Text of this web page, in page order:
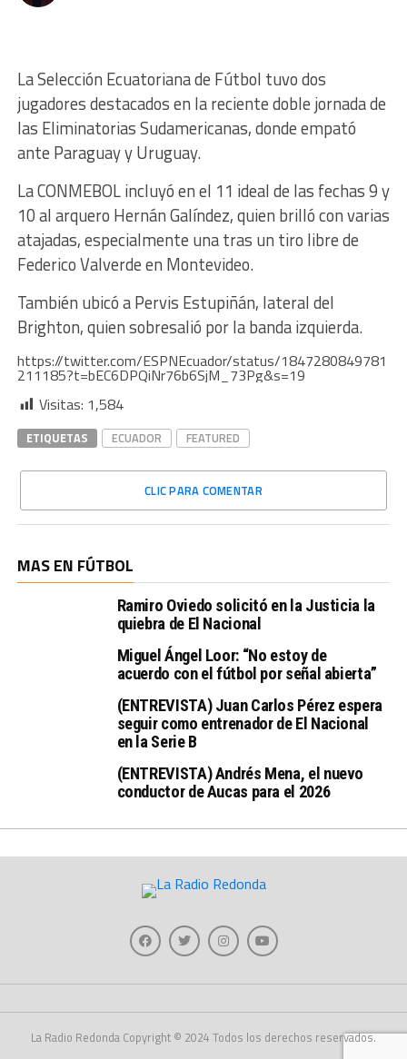
La Selección Ecuatoriana de Fútbol tuvo dos
jugadores destacados en la reciente doble jornada de
las Eliminatorias Sudamericanas, donde empató
ante Paraguay y Uruguay.
La CONMEBOL incluyó en el 11 ideal de las fechas 9 y
10 al arquero Hernán Galíndez, quien brilló con varias
atajadas, especialmente una tras un tiro libre de
Federico Valverde en Montevideo.
También ubicó a Pervis Estupiñán, lateral del
Brighton, quien sobresalió por la banda izquierda.
https://twitter.com/ESPNEcuador/status/1847280849781
211185?t=bEC6DPQiNr76b6SjM_73Pg&s=19
Visitas: 1,584
ETIQUETAS ECUADOR FEATURED
CLIC PARA COMENTAR
MAS EN FÚTBOL
Ramiro Oviedo solicitó en la Justicia la
quiebra de El Nacional
Miguel Ángel Loor: “No estoy de
acuerdo con el fútbol por señal abierta”
(ENTREVISTA) Juan Carlos Pérez espera
seguir como entrenador de El Nacional
en la Serie B
(ENTREVISTA) Andrés Mena, el nuevo
conductor de Aucas para el 2026
La Radio Redonda Copyright © 2024 Todos los derechos reservados.